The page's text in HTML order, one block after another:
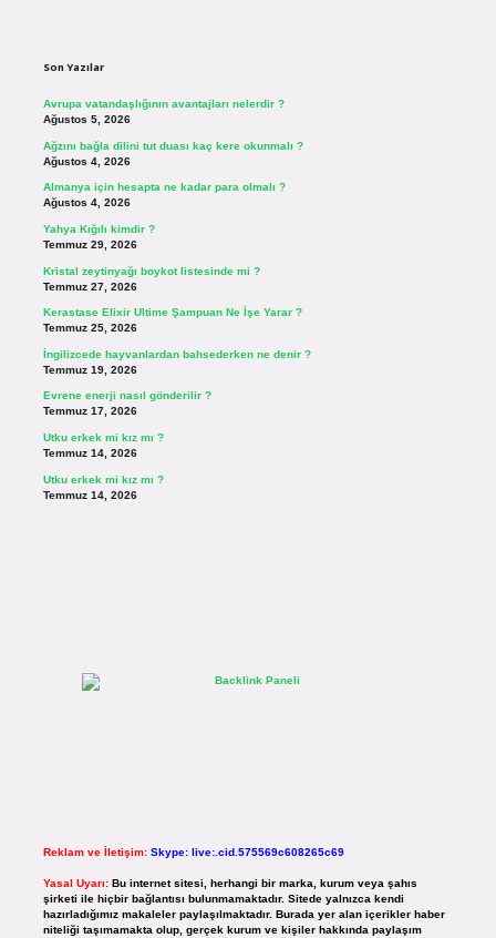
Son Yazılar
Avrupa vatandaşlığının avantajları nelerdir ?
Ağustos 5, 2026
Ağzını bağla dilini tut duası kaç kere okunmalı ?
Ağustos 4, 2026
Almanya için hesapta ne kadar para olmalı ?
Ağustos 4, 2026
Yahya Kığılı kimdir ?
Temmuz 29, 2026
Kristal zeytinyağı boykot listesinde mi ?
Temmuz 27, 2026
Kerastase Elixir Ultime Şampuan Ne İşe Yarar ?
Temmuz 25, 2026
İngilizcede hayvanlardan bahsederken ne denir ?
Temmuz 19, 2026
Evrene enerji nasıl gönderilir ?
Temmuz 17, 2026
Utku erkek mi kız mı ?
Temmuz 14, 2026
Utku erkek mi kız mı ?
Temmuz 14, 2026
Reklam ve İletişim: Skype: live:.cid.575569c608265c69
Yasal Uyarı: Bu internet sitesi, herhangi bir marka, kurum veya şahıs
şirketi ile hiçbir bağlantısı bulunmamaktadır. Sitede yalnızca kendi
hazırladığımız makaleler paylaşılmaktadır. Burada yer alan içerikler haber
niteliği taşımamakta olup, gerçek kurum ve kişiler hakkında paylaşım